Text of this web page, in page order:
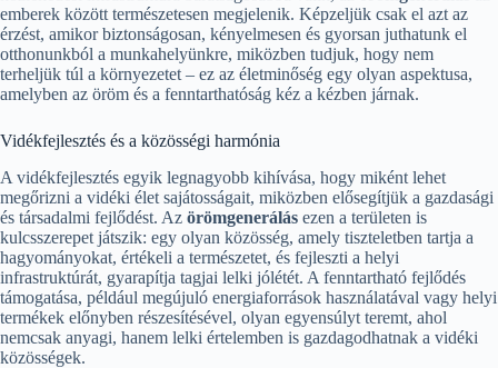
emberek között természetesen megjelenik. Képzeljük csak el azt az
érzést, amikor biztonságosan, kényelmesen és gyorsan juthatunk el
otthonunkból a munkahelyünkre, miközben tudjuk, hogy nem
terheljük túl a környezetet – ez az életminőség egy olyan aspektusa,
amelyben az öröm és a fenntarthatóság kéz a kézben járnak.
Vidékfejlesztés és a közösségi harmónia
A vidékfejlesztés egyik legnagyobb kihívása, hogy miként lehet
megőrizni a vidéki élet sajátosságait, miközben elősegítjük a gazdasági
és társadalmi fejlődést. Az örömgenerálás ezen a területen is
kulcsszerepet játszik: egy olyan közösség, amely tiszteletben tartja a
hagyományokat, értékeli a természetet, és fejleszti a helyi
infrastruktúrát, gyarapítja tagjai lelki jólétét. A fenntartható fejlődés
támogatása, például megújuló energiaforrások használatával vagy helyi
termékek előnyben részesítésével, olyan egyensúlyt teremt, ahol
nemcsak anyagi, hanem lelki értelemben is gazdagodhatnak a vidéki
közösségek.